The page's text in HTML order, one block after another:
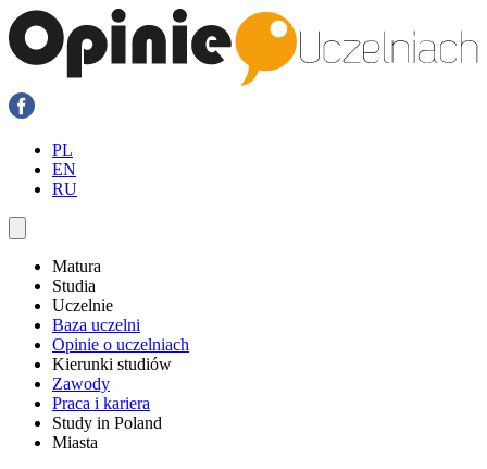
PL
EN
RU
Matura
Studia
Uczelnie
Baza uczelni
Opinie o uczelniach
Kierunki studiów
Zawody
Praca i kariera
Study in Poland
Miasta